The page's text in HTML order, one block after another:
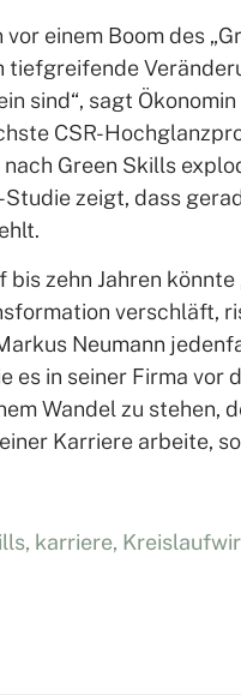
einem Boom des
sind“, sagt
CSR-
Green Skills
zeigt, dass
zehn Jahren könnte
verschläft,
Neumann
es in seiner Firma vor
Wandel zu stehen,
Karriere arbeite,
, karriere,